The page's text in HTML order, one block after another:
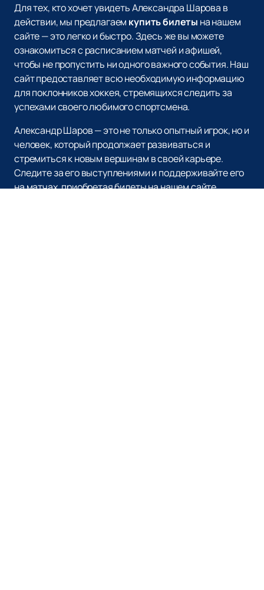
Для тех, кто хочет увидеть Александра Шарова в
действии, мы предлагаем купить билеты на нашем
сайте — это легко и быстро. Здесь же вы можете
ознакомиться с расписанием матчей и афишей,
чтобы не пропустить ни одного важного события. Наш
сайт предоставляет всю необходимую информацию
для поклонников хоккея, стремящихся следить за
успехами своего любимого спортсмена.
Александр Шаров — это не только опытный игрок, но и
человек, который продолжает развиваться и
стремиться к новым вершинам в своей карьере.
Следите за его выступлениями и поддерживайте его
на матчах, приобретая билеты на нашем сайте.